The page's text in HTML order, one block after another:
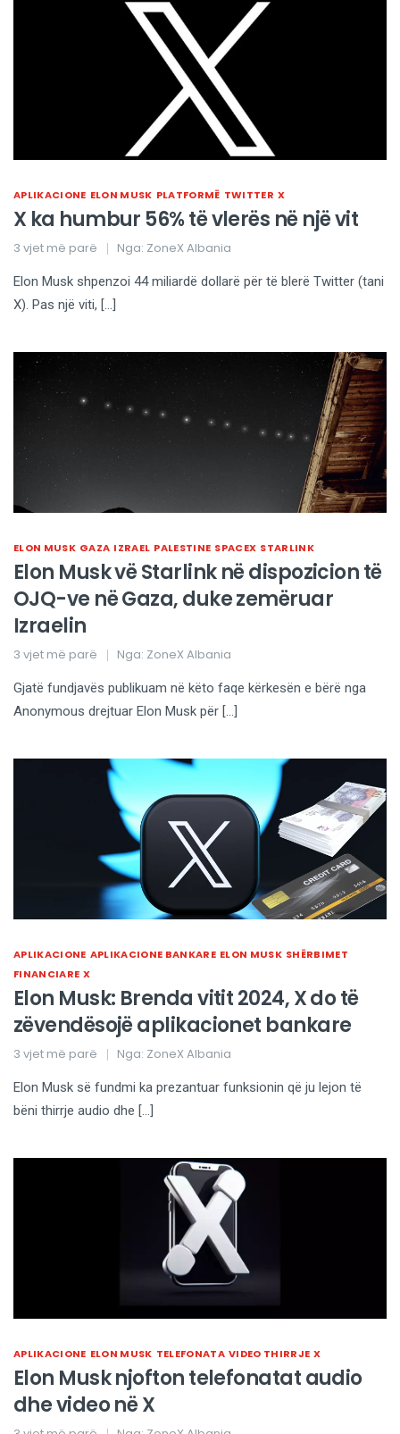
APLIKACIONE ELON MUSK PLATFORMË TWITTER X
X ka humbur 56% të vlerës në një vit
3 vjet më parë Nga: ZoneX Albania
Elon Musk shpenzoi 44 miliardë dollarë për të blerë Twitter (tani
X). Pas një viti, […]
ELON MUSK GAZA IZRAEL PALESTINE SPACEX STARLINK
Elon Musk vë Starlink në dispozicion të
OJQ-ve në Gaza, duke zemëruar
Izraelin
3 vjet më parë Nga: ZoneX Albania
Gjatë fundjavës publikuam në këto faqe kërkesën e bërë nga
Anonymous drejtuar Elon Musk për […]
APLIKACIONE APLIKACIONE BANKARE ELON MUSK SHËRBIMET
FINANCIARE X
Elon Musk: Brenda vitit 2024, X do të
zëvendësojë aplikacionet bankare
3 vjet më parë Nga: ZoneX Albania
Elon Musk së fundmi ka prezantuar funksionin që ju lejon të
bëni thirrje audio dhe […]
APLIKACIONE ELON MUSK TELEFONATA VIDEO THIRRJE X
Elon Musk njofton telefonatat audio
dhe video në X